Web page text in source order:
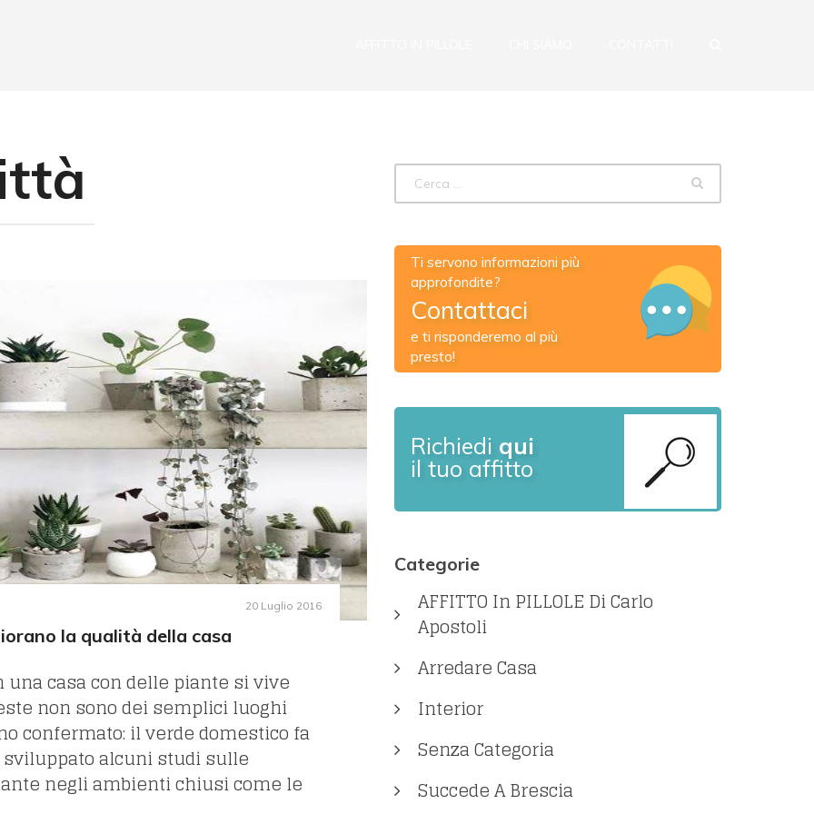
20 Luglio 2016
la qualità della casa
casa con delle piante si vive
non sono dei semplici luoghi
confermato: il verde domestico fa
sviluppato alcuni studi sulle
negli ambienti chiusi come le
Ti servono informazioni più
approfondite?
Contattaci
e ti risponderemo al più
presto!
Richiedi qui
il tuo affitto
Categorie
AFFITTO In PILLOLE Di Carlo
Apostoli
Arredare Casa
Interior
Senza Categoria
Succede A Brescia